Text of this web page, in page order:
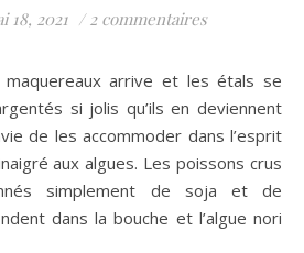
18, 2021 / 2 commentaires
si jolis qu’ils en deviennent
de les accommoder dans l’esprit
aux algues. Les poissons crus
simplement de soja et de
dans la bouche et l’algue nori